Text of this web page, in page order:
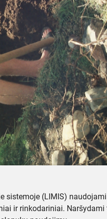
sistemoje (LIMIS)
ir rinkodariniai.